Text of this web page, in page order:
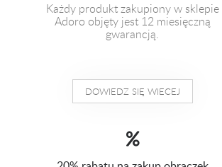
Każdy produkt zakupiony w sklepie
Adoro objęty jest 12 miesięczną
gwarancją.
DOWIEDZ SIĘ WIECEJ